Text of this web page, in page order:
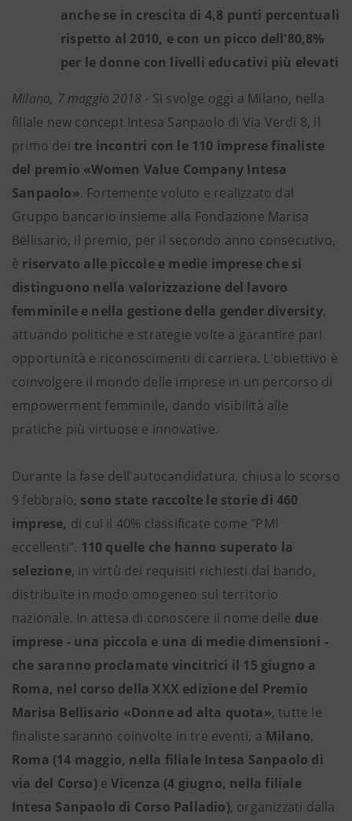
anche se in crescita di 4,8 punti percentuali
rispetto al 2010, e con un picco dell'80,8%
per le donne con livelli educativi più elevati
Milano, 7 maggio 2018 - Si svolge oggi a Milano, nella
filiale new concept Intesa Sanpaolo di Via Verdi 8, il
primo dei tre incontri con le 110 imprese finaliste
del premio «Women Value Company Intesa
Sanpaolo». Fortemente voluto e realizzato dal
Gruppo bancario insieme alla Fondazione Marisa
Bellisario, il premio, per il secondo anno consecutivo,
è riservato alle piccole e medie imprese che si
distinguono nella valorizzazione del lavoro
femminile e nella gestione della gender diversity,
attuando politiche e strategie volte a garantire pari
opportunità e riconoscimenti di carriera. L'obiettivo è
coinvolgere il mondo delle imprese in un percorso di
empowerment femminile, dando visibilità alle
pratiche più virtuose e innovative.
Durante la fase dell'autocandidatura, chiusa lo scorso
9 febbraio, sono state raccolte le storie di 460
imprese, di cui il 40% classificate come "PMI
eccellenti". 110 quelle che hanno superato la
selezione, in virtù dei requisiti richiesti dal bando,
distribuite in modo omogeneo sul territorio
nazionale. In attesa di conoscere il nome delle due
imprese - una piccola e una di medie dimensioni -
che saranno proclamate vincitrici il 15 giugno a
Roma, nel corso della XXX edizione del Premio
Marisa Bellisario «Donne ad alta quota», tutte le
finaliste saranno coinvolte in tre eventi, a Milano,
Roma (14 maggio, nella filiale Intesa Sanpaolo di
via del Corso)eVicenza (4 giugno, nella filiale
Intesa Sanpaolo di Corso Palladio), organizzati dalla